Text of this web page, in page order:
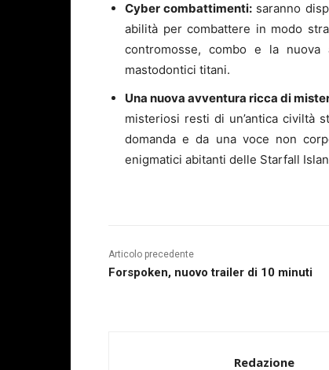
Cyber combattimenti: saranno
abilità per combattere in modo
contromosse, combo e la
mastodontici titani.
Una nuova avventura ricca di
misteriosi resti di un’antica civiltà
domanda e da una voce non
enigmatici abitanti delle Starfall
Articolo precedente
Forspoken, nuovo trailer di 10 minuti
Redazione